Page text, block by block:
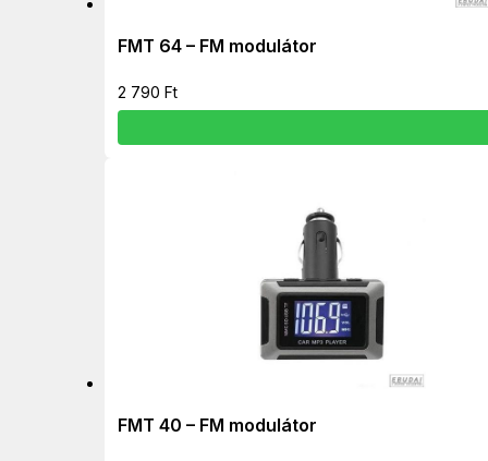
FMT 64 – FM modulátor
2 790 Ft
FMT 40 – FM modulátor